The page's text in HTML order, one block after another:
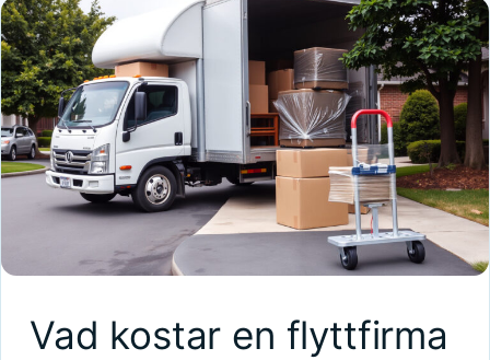
Vad kostar en flyttfirma